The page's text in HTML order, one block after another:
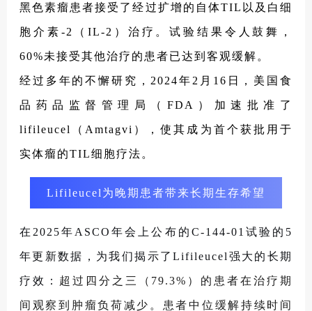
黑色素瘤患者接受了经过扩增的自体TIL以及白细
胞介素-2（IL-2）治疗。试验结果令人鼓舞，
60%未接受其他治疗的患者已达到客观缓解。
经过多年的不懈研究，2024年2月16日，美国食
品药品监督管理局（FDA）加速批准了
lifileucel（Amtagvi），使其成为首个获批用于
实体瘤的TIL细胞疗法。
Lifileucel为晚期患者带来长期生存希望
在2025年ASCO年会上公布的C-144-01试验的5
年更新数据，为我们揭示了Lifileucel强大的长期
疗效： 超过四分之三（79.3%）的患者在治疗期
间观察到肿瘤负荷减少。患者中位缓解持续时间